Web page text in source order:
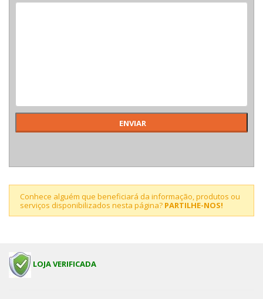
Conhece alguém que beneficiará da informação, produtos ou
serviços disponibilizados nesta página? PARTILHE-NOS!
LOJA VERIFICADA